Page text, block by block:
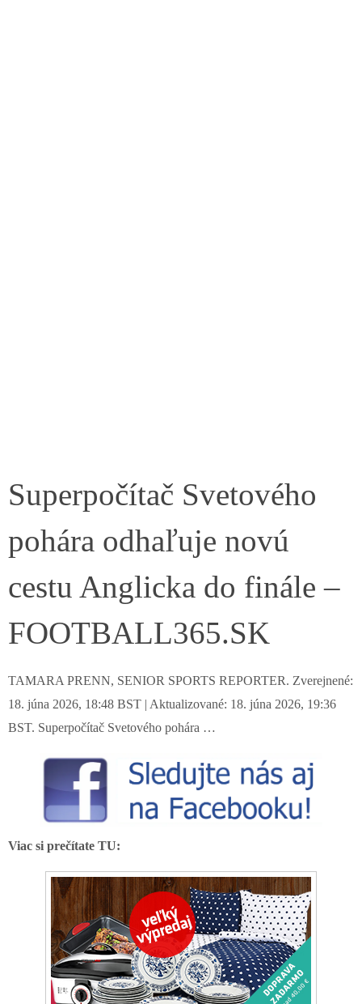
Superpočítač Svetového
pohára odhaľuje novú
cestu Anglicka do finále –
FOOTBALL365.SK
TAMARA PRENN, SENIOR SPORTS REPORTER. Zverejnené:
18. júna 2026, 18:48 BST | Aktualizované: 18. júna 2026, 19:36
BST. Superpočítač Svetového pohára …
Viac si prečítate TU: